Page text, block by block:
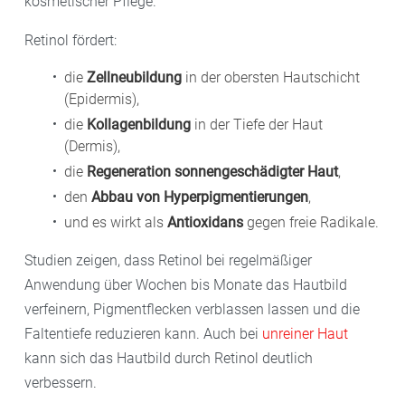
Retinol fördert:
die Zellneubildung in der obersten Hautschicht
(Epidermis),
die Kollagenbildung in der Tiefe der Haut
(Dermis),
die Regeneration sonnengeschädigter Haut,
den Abbau von Hyperpigmentierungen,
und es wirkt als Antioxidans gegen freie Radikale.
Studien zeigen, dass Retinol bei regelmäßiger
Anwendung über Wochen bis Monate das Hautbild
verfeinern, Pigmentflecken verblassen lassen und die
Faltentiefe reduzieren kann. Auch bei unreiner Haut
kann sich das Hautbild durch Retinol deutlich
verbessern.